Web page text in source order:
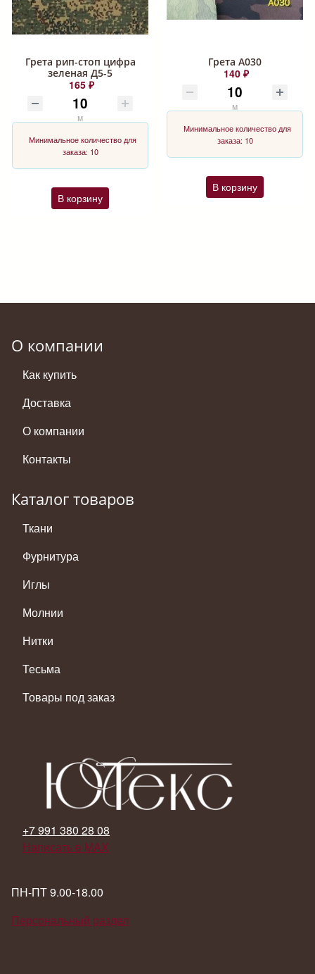
Грета рип-стоп цифра
зеленая Д5-5
165 ₽
м
Минимальное количество для
заказа: 10
В корзину
Грета А030
140 ₽
м
Минимальное количество для
заказа: 10
В корзину
О компании
Как купить
Доставка
О компании
Контакты
Каталог товаров
Ткани
Фурнитура
Иглы
Молнии
Нитки
Тесьма
Товары под заказ
+7 991 380 28 08
Написать в MAX
ПН-ПТ 9.00-18.00
Персональный раздел